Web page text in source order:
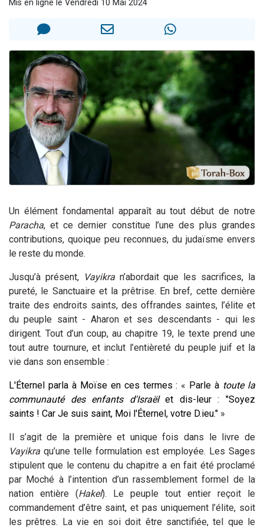
12 nouvelles musiques dans Torah-Box Music
Mis en ligne le Vendredi 10 Mai 2024
Un élément fondamental apparaît au tout début de notre
Paracha, et ce dernier constitue l’une des plus grandes
contributions, quoique peu reconnues, du judaïsme envers
le reste du monde.
Jusqu’à présent, Vayikran’abordait que les sacrifices, la
pureté, le Sanctuaire et la prêtrise. En bref, cette dernière
traite des endroits saints, des offrandes saintes, l’élite et
du peuple saint - Aharon et ses descendants - qui les
dirigent. Tout d’un coup, au chapitre 19, le texte prend une
tout autre tournure, et inclut l’entièreté du peuple juif et la
vie dans son ensemble :
L'Éternel parla à Moïse en ces termes : « Parle à toute la
communauté des enfants d'Israëlet dis-leur : "Soyez
saints ! Car Je suis saint, Moi l'Éternel, votre D.ieu." »
Il s’agit de la première et unique fois dans le livre de
Vayikra qu’une telle formulation est employée. Les Sages
stipulent que le contenu du chapitre a en fait été proclamé
par Moché à l’intention d’un rassemblement formel de la
nation entière (Hakel). Le peuple tout entier reçoit le
commandement d’être saint, et pas uniquement l’élite, soit
les prêtres. La vie en soi doit être sanctifiée, tel que le